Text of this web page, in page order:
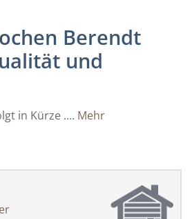
Berendt
und
in Kürze .... Mehr